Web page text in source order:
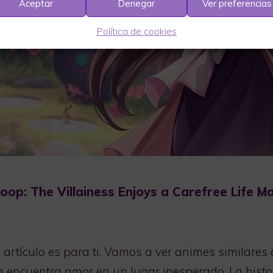
Aceptar Denegar Ver preferencias
Política de cookies
The Villainess Enjoys a Carefree Life
artículo es para ti. Vamos a ver animes